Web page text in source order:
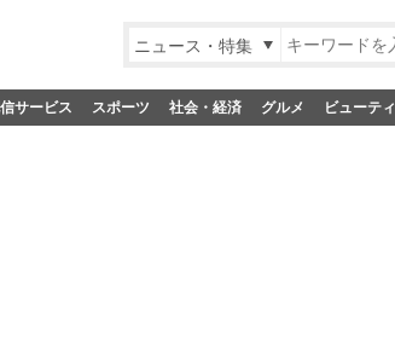
ニュース・特集
サービス スポーツ 社会・経済 グルメ ビューティ